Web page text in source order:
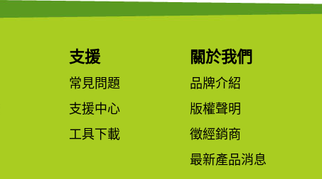
支援
常見問題
支援中心
工具下載
關於我們
品牌介紹
版權聲明
徵經銷商
最新產品消息